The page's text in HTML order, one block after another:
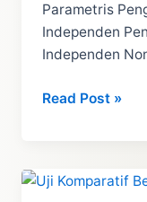
Parametris
Independen
Independen
Uji
Independen
Read Post »